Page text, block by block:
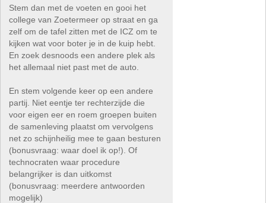
Stem dan met de voeten en gooi het
college van Zoetermeer op straat en ga
zelf om de tafel zitten met de ICZ om te
kijken wat voor boter je in de kuip hebt.
En zoek desnoods een andere plek als
het allemaal niet past met de auto.
En stem volgende keer op een andere
partij. Niet eentje ter rechterzijde die
voor eigen eer en roem groepen buiten
de samenleving plaatst om vervolgens
net zo schijnheilig mee te gaan besturen
(bonusvraag: waar doel ik op!). Of
technocraten waar procedure
belangrijker is dan uitkomst
(bonusvraag: meerdere antwoorden
mogelijk)